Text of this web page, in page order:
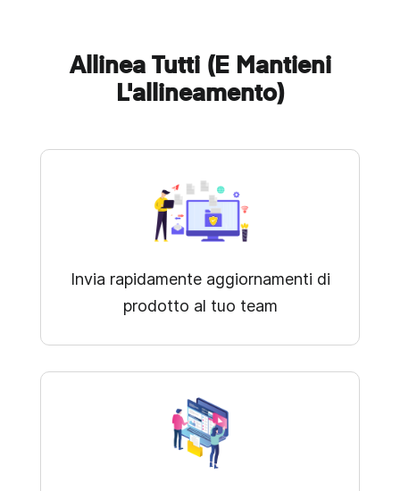
Allinea Tutti (e Mantieni
L'allineamento)
Invia rapidamente aggiornamenti di
prodotto al tuo team